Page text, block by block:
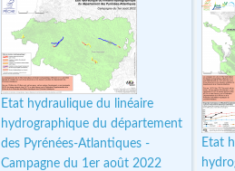
Etat hydraulique du linéaire
hydrographique du département
des Pyrénées-Atlantiques -
Campagne du 1er août 2022
Etat